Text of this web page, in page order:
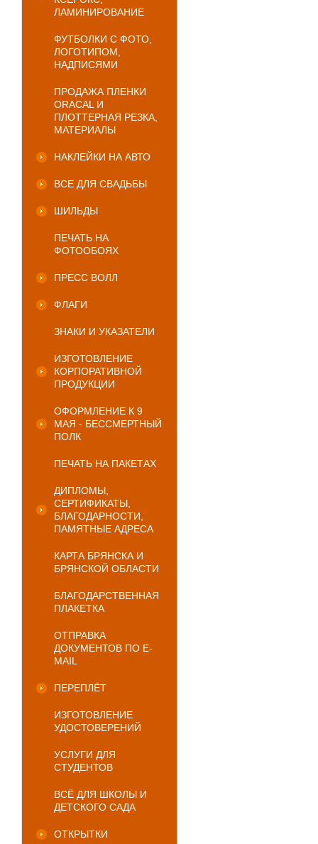
ЛАМИНИРОВАНИЕ
ФУТБОЛКИ С ФОТО,
ЛОГОТИПОМ,
НАДПИСЯМИ
ПРОДАЖА ПЛЕНКИ
ORACAL И
ПЛОТТЕРНАЯ РЕЗКА,
МАТЕРИАЛЫ
НАКЛЕЙКИ НА АВТО
ВСЕ ДЛЯ СВАДЬБЫ
ШИЛЬДЫ
ПЕЧАТЬ НА
ФОТООБОЯХ
ПРЕСС ВОЛЛ
ФЛАГИ
ЗНАКИ И УКАЗАТЕЛИ
ИЗГОТОВЛЕНИЕ
КОРПОРАТИВНОЙ
ПРОДУКЦИИ
ОФОРМЛЕНИЕ К 9
МАЯ - БЕССМЕРТНЫЙ
ПОЛК
ПЕЧАТЬ НА ПАКЕТАХ
ДИПЛОМЫ,
СЕРТИФИКАТЫ,
БЛАГОДАРНОСТИ,
ПАМЯТНЫЕ АДРЕСА
КАРТА БРЯНСКА И
БРЯНСКОЙ ОБЛАСТИ
БЛАГОДАРСТВЕННАЯ
ПЛАКЕТКА
ОТПРАВКА
ДОКУМЕНТОВ ПО E-
MAIL
ПЕРЕПЛЁТ
ИЗГОТОВЛЕНИЕ
УДОСТОВЕРЕНИЙ
УСЛУГИ ДЛЯ
СТУДЕНТОВ
ВСЁ ДЛЯ ШКОЛЫ И
ДЕТСКОГО САДА
ОТКРЫТКИ